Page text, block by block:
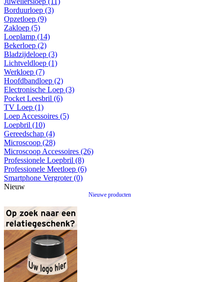
Borduurloep (3)
Opzetloep (9)
Zakloep (5)
Loeplamp (14)
Bekerloep (2)
Bladzijdeloep (3)
Lichtveldloep (1)
Werkloep (7)
Hoofdbandloep (2)
Electronische Loep (3)
Pocket Leesbril (6)
TV Loep (1)
Loep Accessoires (5)
Loepbril (10)
Gereedschap (4)
Microscoop (28)
Microscoop Accessoires (26)
Professionele Loepbril (8)
Professionele Meetloep (6)
Smartphone Vergroter (0)
Nieuw
Nieuwe producten